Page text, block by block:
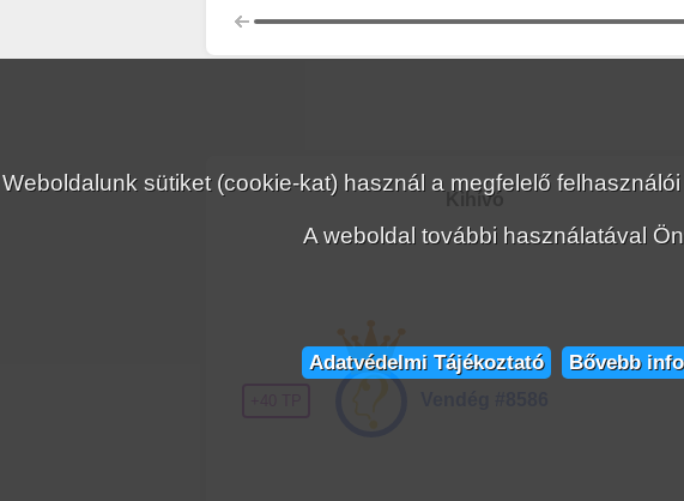
Kihívó
Weboldalunk sütiket (cookie-kat) használ a megfelelő
A weboldal további használatával
Adatvédelmi Tájékoztató Bővebb